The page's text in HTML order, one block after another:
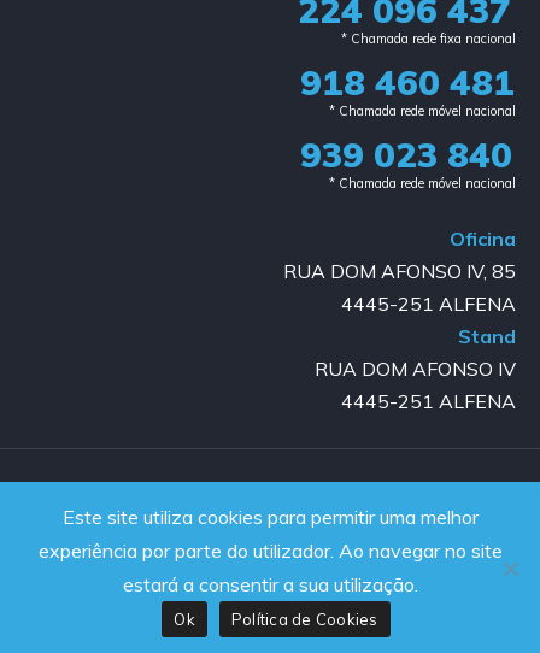
224 096 437
* Chamada rede fixa nacional​
918 460 481
* Chamada rede móvel nacional
939 023 840​
* Chamada rede móvel nacional
Oficina
RUA DOM AFONSO IV, 85
4445-251 ALFENA
Stand
RUA DOM AFONSO IV
4445-251 ALFENA
Powered by JanelaWeb
Este site utiliza cookies para permitir uma melhor
experiência por parte do utilizador. Ao navegar no site
estará a consentir a sua utilização.
Ok Política de Cookies